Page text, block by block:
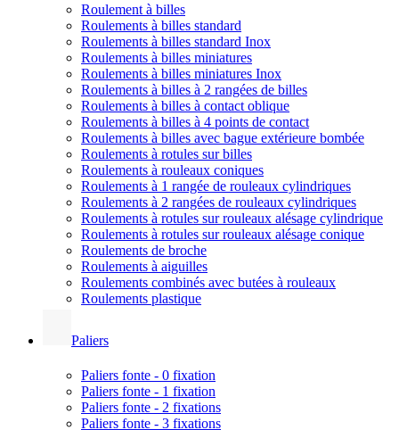
Roulement à billes
Roulements à billes standard
Roulements à billes standard Inox
Roulements à billes miniatures
Roulements à billes miniatures Inox
Roulements à billes à 2 rangées de billes
Roulements à billes à contact oblique
Roulements à billes à 4 points de contact
Roulements à billes avec bague extérieure bombée
Roulements à rotules sur billes
Roulements à rouleaux coniques
Roulements à 1 rangée de rouleaux cylindriques
Roulements à 2 rangées de rouleaux cylindriques
Roulements à rotules sur rouleaux alésage cylindrique
Roulements à rotules sur rouleaux alésage conique
Roulements de broche
Roulements à aiguilles
Roulements combinés avec butées à rouleaux
Roulements plastique
Paliers
Paliers fonte - 0 fixation
Paliers fonte - 1 fixation
Paliers fonte - 2 fixations
Paliers fonte - 3 fixations